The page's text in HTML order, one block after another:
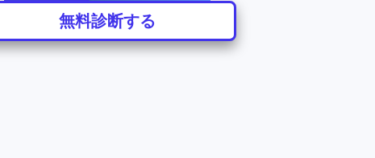
無料診断する